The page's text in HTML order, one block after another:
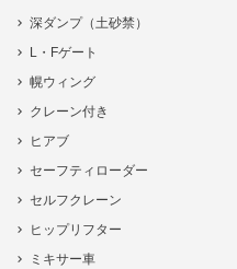
深ダンプ（土砂禁）
L・Fゲート
幌ウィング
クレーン付き
ヒアブ
セーフティローダー
セルフクレーン
ヒップリフター
ミキサー車